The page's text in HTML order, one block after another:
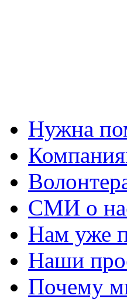
Нужна
СМИ о
Нам уже
Наши
Почему